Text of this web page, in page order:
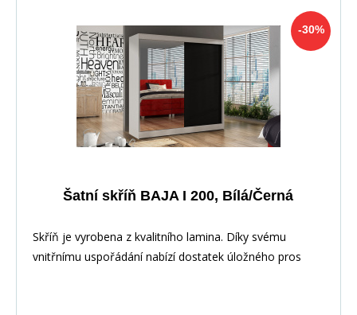
-30%
Šatní skříň BAJA I 200, Bílá/Černá
Skříň je vyrobena z kvalitního lamina. Díky svému
vnitřnímu uspořádání nabízí dostatek úložného pros